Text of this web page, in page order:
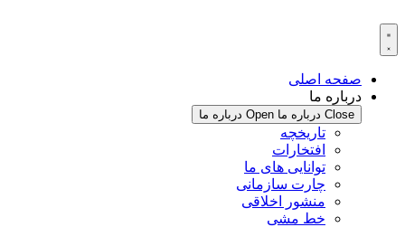
به
محتوا
صفحه اصلی
درباره ما
Close درباره ما Open درباره ما
تاریخچه
افتخارات
توانایی های ما
چارت سازمانی
منشور اخلاقی
خط مشی